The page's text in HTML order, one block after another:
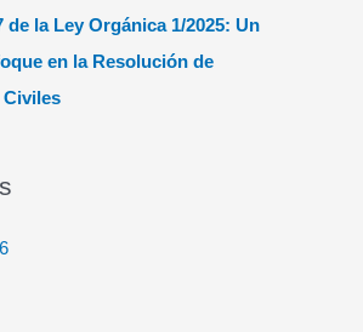
la Ley Orgánica 1/2025: Un
en la Resolución de